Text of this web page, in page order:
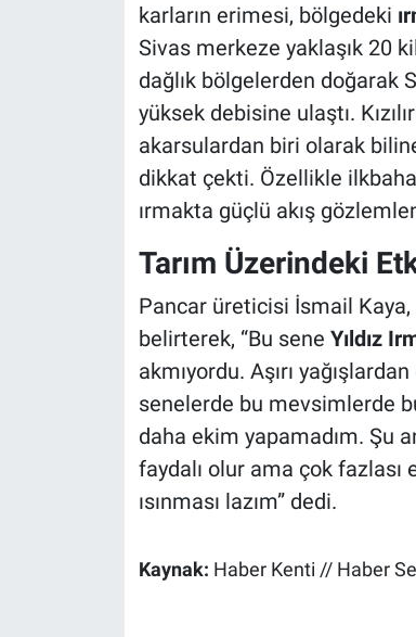
karların erimesi, bölgedeki
Sivas merkeze yaklaşık 20
dağlık bölgelerden doğarak
yüksek debisine ulaştı.
akarsulardan biri olarak
dikkat çekti. Özellikle
ırmakta güçlü akış
Tarım Üzerindeki
Pancar üreticisi İsmail Kaya,
belirterek, “Bu sene Yıldız
akmıyordu. Aşırı
senelerde bu mevsimlerde
daha ekim yapamadım. Şu
faydalı olur ama çok fazlası
ısınması lazım” dedi.
Kaynak: Haber Kenti // Haber